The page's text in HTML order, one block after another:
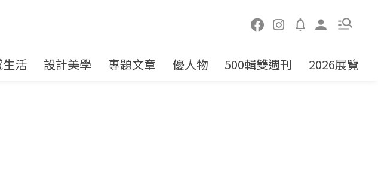
活 設計美學 專題文章 優人物 500輯雙週刊 2026展覽